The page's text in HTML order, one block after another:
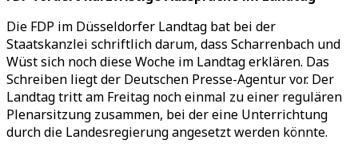
Die FDP im Düsseldorfer Landtag bat bei der
Staatskanzlei schriftlich darum, dass Scharrenbach und
Wüst sich noch diese Woche im Landtag erklären. Das
Schreiben liegt der Deutschen Presse-Agentur vor. Der
Landtag tritt am Freitag noch einmal zu einer regulären
Plenarsitzung zusammen, bei der eine Unterrichtung
durch die Landesregierung angesetzt werden könnte.